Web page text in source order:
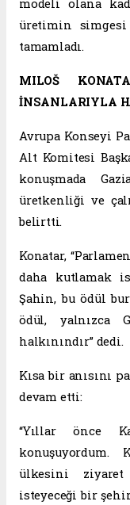
modeli olana
üretimin simgesi
tamamladı.
MILOŠ
İNSANLARIYLA
Avrupa Konseyi
Alt Komitesi
konuşmada
üretkenliği ve
belirtti.
Konatar,
daha kutlamak
Şahin, bu ödül
ödül, yalnızca
halkınındır” dedi.
Kısa bir anısını
devam etti:
“Yıllar önce
konuşuyordum.
ülkesini
isteyeceği bir